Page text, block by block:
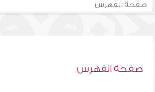
صفحة الفهرس
صفحة الفهرس